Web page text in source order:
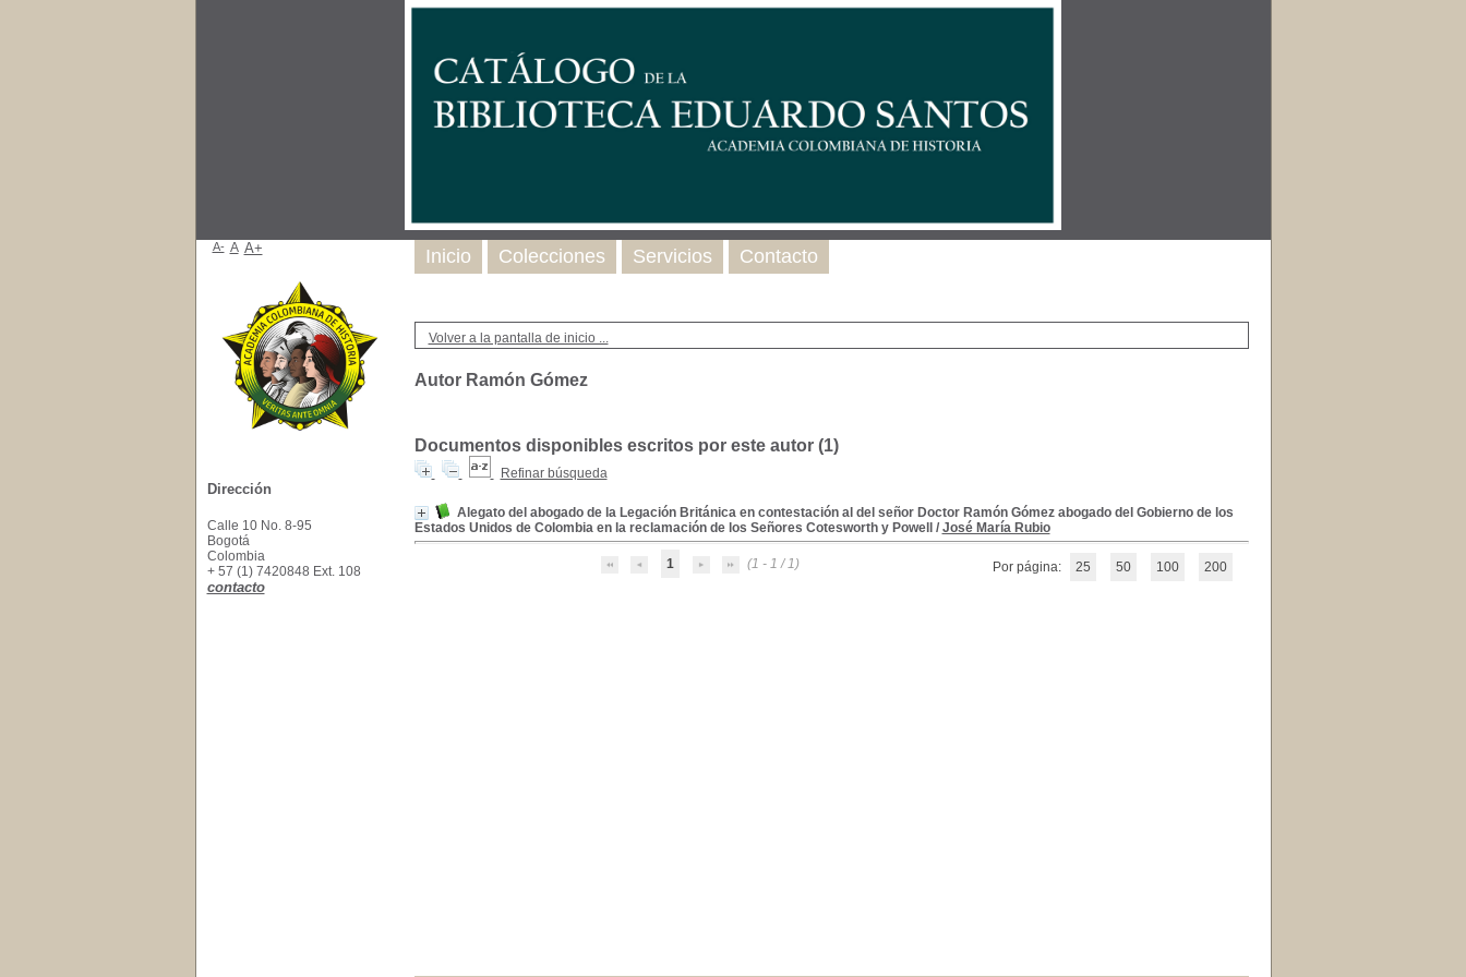
Volver a la pantalla de inicio ...
Autor Ramón Gómez
Documentos disponibles escritos por este autor (1)
Refinar búsqueda
Alegato del abogado de la Legación Británica en contestación al del señor Doctor Ramón Gómez abogado del Gobierno de los
Estados Unidos de Colombia en la reclamación de los Señores Cotesworth y Powell
/ José María Rubio
1 (1 - 1 / 1) Por página: 25 50 100 200
Inicio Colecciones Servicios Contacto
A- A A+
Dirección
Calle 10 No. 8-95
Bogotá
Colombia
+ 57 (1) 7420848 Ext. 108
contacto